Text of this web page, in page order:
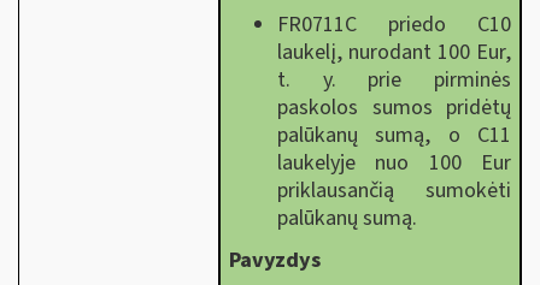
FR0711C priedo C10
laukelį, nurodant 100 Eur,
t. y. prie pirminės
paskolos sumos pridėtų
palūkanų sumą, o C11
laukelyje nuo 100 Eur
priklausančią sumokėti
palūkanų sumą.
Pavyzdys